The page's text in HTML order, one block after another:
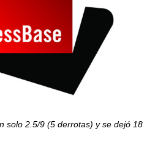
solo 2.5/9 (5 derrotas) y se dejó 18